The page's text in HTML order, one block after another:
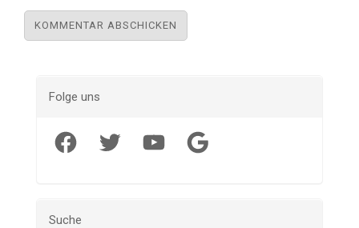
Folge uns
Facebook Twitter YouTube Google
Suche